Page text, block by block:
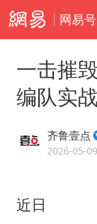
网易号
一击摧
编队实
齐鲁壹点
2026-05-
近日